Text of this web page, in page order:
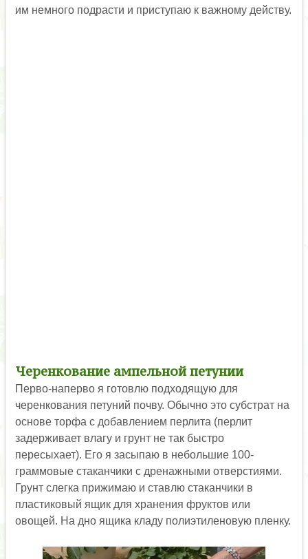
им немного подрасти и приступаю к важному действу.
Черенкование ампельной петунии
Перво-наперво я готовлю подходящую для
черенкования петуний почву. Обычно это субстрат на
основе торфа с добавлением перлита (перлит
задерживает влагу и грунт не так быстро
пересыхает). Его я засыпаю в небольшие 100-
граммовые стаканчики с дренажными отверстиями.
Грунт слегка прижимаю и ставлю стаканчики в
пластиковый ящик для хранения фруктов или
овощей. На дно ящика кладу полиэтиленовую пленку.